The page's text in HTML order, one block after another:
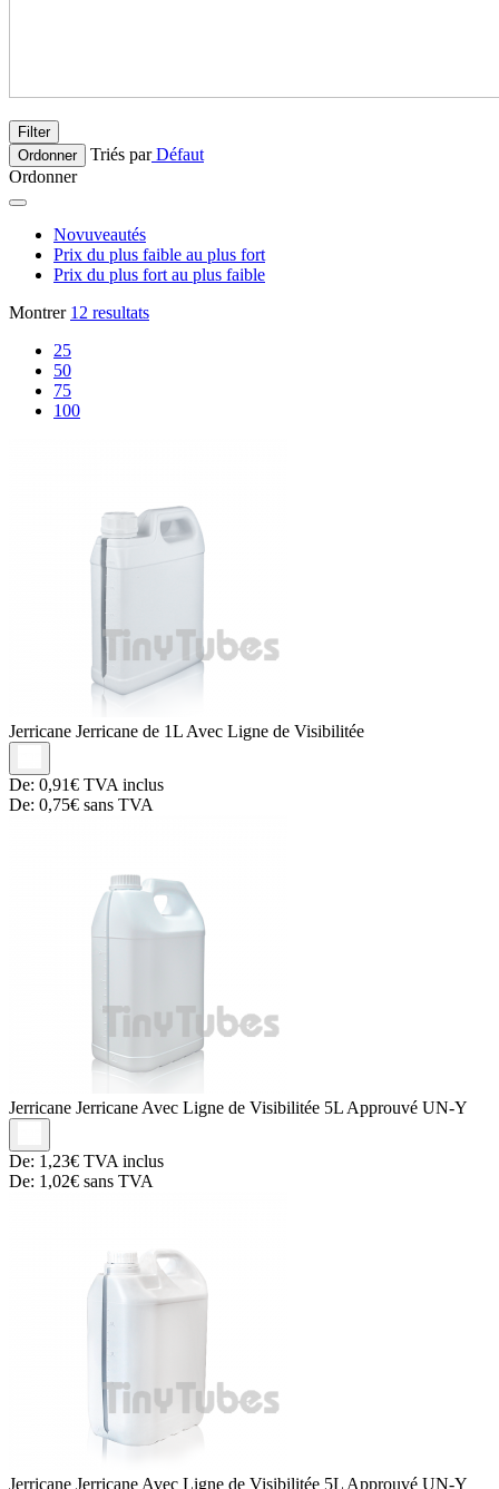
Filter
Ordonner
Triés parDéfaut
Ordonner
Novuveautés
Prix du plus faible au plus fort
Prix du plus fort au plus faible
Montrer 12 resultats
25
50
75
100
Jerricane Jerricane de 1L Avec Ligne de Visibilitée
De: 0,91€ TVA inclus
De: 0,75€ sans TVA
Jerricane Jerricane Avec Ligne de Visibilitée 5L Approuvé UN-Y
De: 1,23€ TVA inclus
De: 1,02€ sans TVA
Jerricane Jerricane Avec Ligne de Visibilitée 5L Approuvé UN-Y